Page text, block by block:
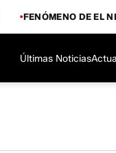
FENÓMENO DE EL
Últimas Noticias